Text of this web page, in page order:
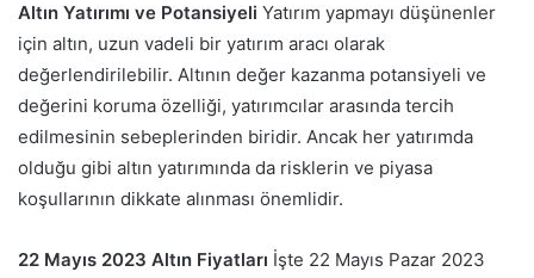
Altın Yatırımı ve Potansiyeli Yatırım yapmayı düşünenler
için altın, uzun vadeli bir yatırım aracı olarak
değerlendirilebilir. Altının değer kazanma potansiyeli ve
değerini koruma özelliği, yatırımcılar arasında tercih
edilmesinin sebeplerinden biridir. Ancak her yatırımda
olduğu gibi altın yatırımında da risklerin ve piyasa
koşullarının dikkate alınması önemlidir.
22 Mayıs 2023 Altın Fiyatları İşte 22 Mayıs Pazar 2023